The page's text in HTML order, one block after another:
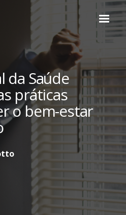
da Saúde
práticas
o bem-estar